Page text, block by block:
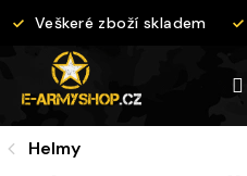
na
Veškeré zboží skladem
Helmy